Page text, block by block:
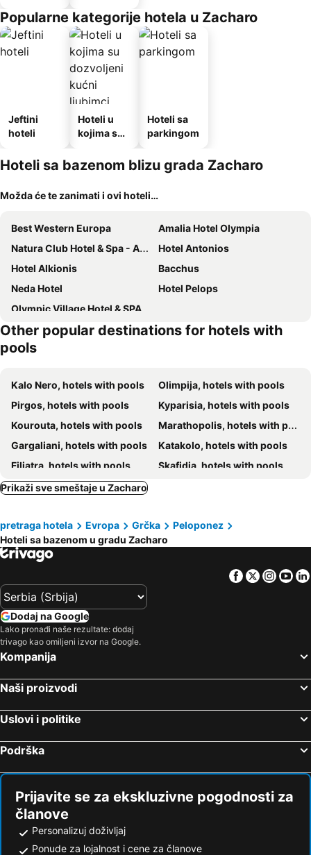
Popularne kategorije hotela u Zacharo
Jeftini
hoteli
Hoteli u
kojima su
kućni
ljubimci
Hoteli sa
parkingom
Hoteli sa bazenom blizu grada Zacharo
Možda će te zanimati i ovi hoteli…
Best Western Europa
Amalia Hotel Olympia
Natura Club Hotel & Spa - Adults Only
Hotel Antonios
Hotel Alkionis
Bacchus
Neda Hotel
Hotel Pelops
Olympic Village Hotel & SPA
Other popular destinations for hotels with
pools
Kalo Nero, hotels with pools
Olimpija, hotels with pools
Pirgos, hotels with pools
Kyparisia, hotels with pools
Kourouta, hotels with pools
Marathopolis, hotels with pools
Gargaliani, hotels with pools
Katakolo, hotels with pools
Filiatra, hotels with pools
Skafidia, hotels with pools
Eliniko, hotels with pools
Magouliana, hotels with pools
Andritsaina, hotels with pools
Prikaži sve smeštaje u Zacharo
pretraga hotela Evropa Grčka
Peloponez
Hoteli sa bazenom u gradu Zacharo
Facebook
Twitter
Dodaj na Google
Lako pronađi naše rezultate: dodaj
trivago kao omiljeni izvor na Google.
Kompanija
Naši proizvodi
Uslovi i politike
Podrška
Prijavite se za ekskluzivne pogodnosti za
članove
Personalizuj doživljaj
Ponude za lojalnost i cene za članove